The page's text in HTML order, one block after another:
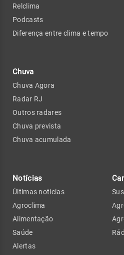
Relclima
Podcasts
Diferença entre clima e tempo
Chuva
Chuva Agora
Radar RJ
Outros radares
Chuva prevista
Chuva acumulada
Notícias
Últimas notícias
Agroclima
Alimentação
Saúde
Alertas